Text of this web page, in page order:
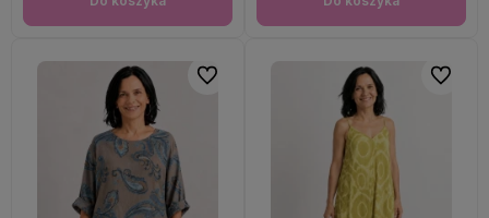
Do ulubionych Do